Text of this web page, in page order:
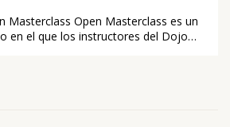
Masterclass Open Masterclass es un
en el que los instructores del Dojo…